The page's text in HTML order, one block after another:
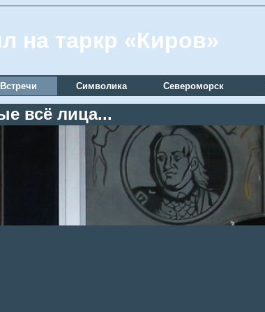
на таркр «Киров»
Встречи Символика Североморск
всё лица...